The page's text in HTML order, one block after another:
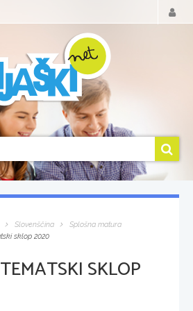
Slovenščina
Splošna matura
sklop 2020
TEMATSKI SKLOP